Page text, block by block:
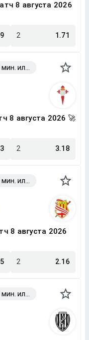
8 августа 2026
2 1.71
8 августа 2026 🚀
2 3.18
8 августа 2026
2 2.16